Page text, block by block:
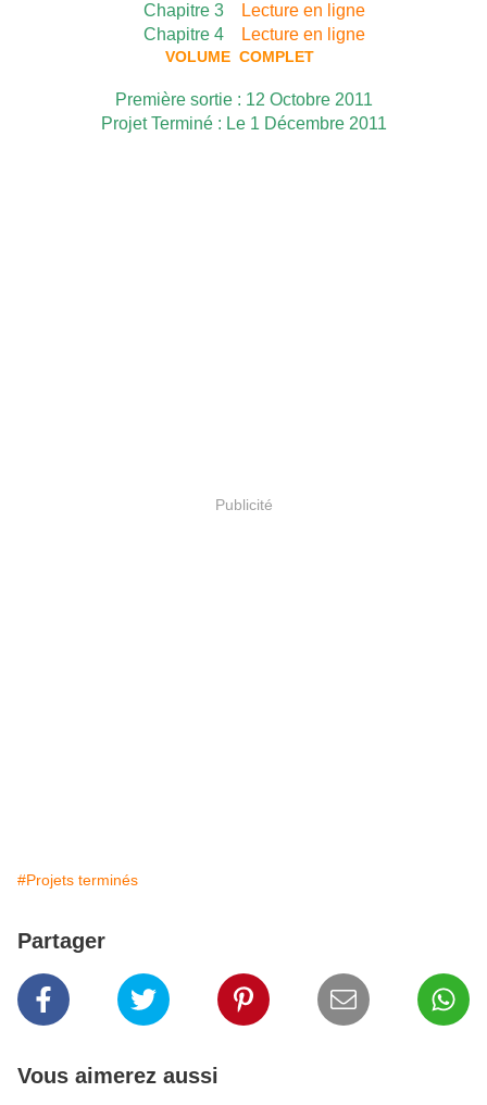
Chapitre 3
Lecture en ligne
Chapitre 4
Lecture en ligne
VOLUME COMPLET
Première sortie : 12 Octobre 2011
Projet Terminé : Le 1 Décembre 2011
Publicité
#Projets terminés
Partager
Vous aimerez aussi